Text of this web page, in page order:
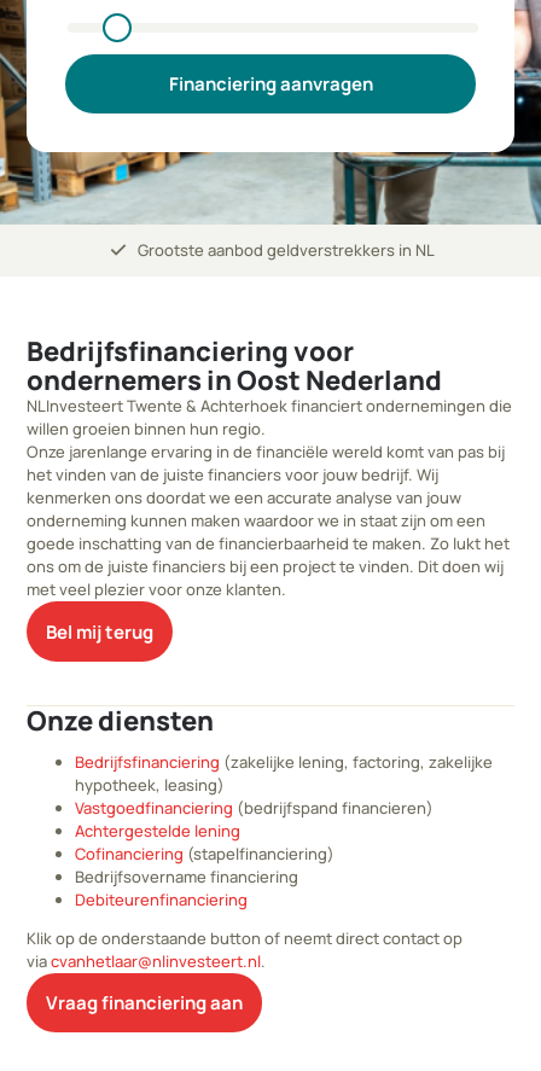
Financiering aanvragen
check Grootste aanbod geldverstrekkers in NL
Bedrijfsfinanciering voor
ondernemers in Oost Nederland
NLInvesteert Twente & Achterhoek financiert ondernemingen die
willen groeien binnen hun regio.
Onze jarenlange ervaring in de financiële wereld komt van pas bij
het vinden van de juiste financiers voor jouw bedrijf. Wij
kenmerken ons doordat we een accurate analyse van jouw
onderneming kunnen maken waardoor we in staat zijn om een
goede inschatting van de financierbaarheid te maken. Zo lukt het
ons om de juiste financiers bij een project te vinden. Dit doen wij
met veel plezier voor onze klanten.
Bel mij terug
Onze diensten
Bedrijfsfinanciering (zakelijke lening, factoring, zakelijke
hypotheek, leasing)
Vastgoedfinanciering (bedrijfspand financieren)
Achtergestelde lening
Cofinanciering (stapelfinanciering)
Bedrijfsovername financiering
Debiteurenfinanciering
Klik op de onderstaande button of neemt direct contact op
viacvanhetlaar@nlinvesteert.nl.
Vraag financiering aan